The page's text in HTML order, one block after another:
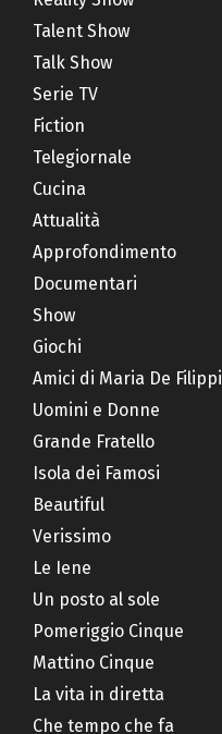
Talent Show
Talk Show
Serie TV
Fiction
Telegiornale
Cucina
Attualità
Approfondimento
Documentari
Show
Giochi
Amici di Maria De Filippi
Uomini e Donne
Grande Fratello
Isola dei Famosi
Beautiful
Verissimo
Le Iene
Un posto al sole
Pomeriggio Cinque
Mattino Cinque
La vita in diretta
Che tempo che fa